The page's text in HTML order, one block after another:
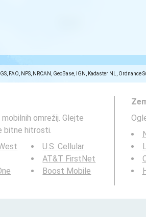
FAO, NPS, NRCAN, GeoBase, IGN, Kadaster NL,
omrežij. Glejte
bitne hitrosti.
U.S. Cellular
AT&T FirstNet
Boost Mobile